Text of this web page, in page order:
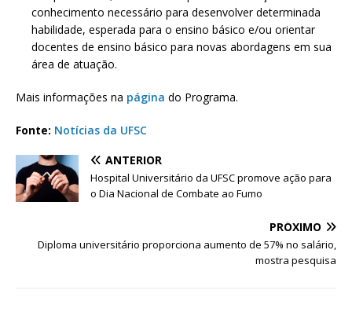
conhecimento necessário para desenvolver determinada
habilidade, esperada para o ensino básico e/ou orientar
docentes de ensino básico para novas abordagens em sua
área de atuação.
Mais informações na página do Programa.
Fonte: Notícias da UFSC
ANTERIOR
Hospital Universitário da UFSC promove ação para
o Dia Nacional de Combate ao Fumo
PRÓXIMO
Diploma universitário proporciona aumento de 57% no salário,
mostra pesquisa